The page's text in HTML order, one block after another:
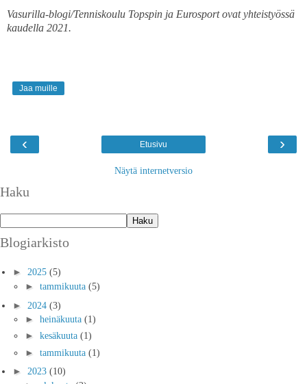
Vasurilla-blogi/Tenniskoulu Topspin ja Eurosport ovat yhteistyössä
kaudella 2021.
Jaa muille
‹ ›
Etusivu
Näytä internetversio
Haku
Blogiarkisto
► 2025 (5)
► tammikuuta (5)
► 2024 (3)
► heinäkuuta (1)
► kesäkuuta (1)
► tammikuuta (1)
► 2023 (10)